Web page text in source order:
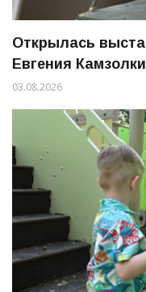
Открылась
Евгения
03.08.2026